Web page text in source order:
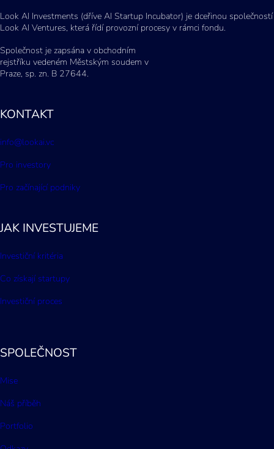
Look AI Investments (dříve AI Startup Incubator) je dceřinou společností
Look AI Ventures, která řídí provozní procesy v rámci fondu.
Společnost je zapsána v obchodním
rejstříku vedeném Městským soudem v
Praze, sp. zn. B 27644.
KONTAKT
info@lookai.vc
Pro investory
Pro začínající podniky
JAK INVESTUJEME
Investiční kritéria
Co získají startupy
Investiční proces
SPOLEČNOST
Mise
Náš příběh
Portfolio